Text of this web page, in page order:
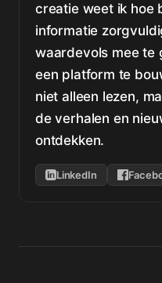
creatie weet ik hoe
informatie
waardevols mee te
een platform te
niet alleen lezen,
de verhalen en
ontdekken.
LinkedIn